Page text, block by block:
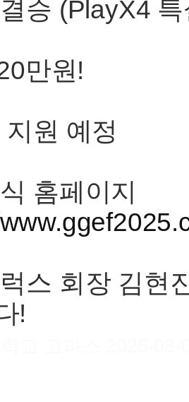
승 (PlayX4
만원!
원 예정
홈페이지
스 회장 김현
!